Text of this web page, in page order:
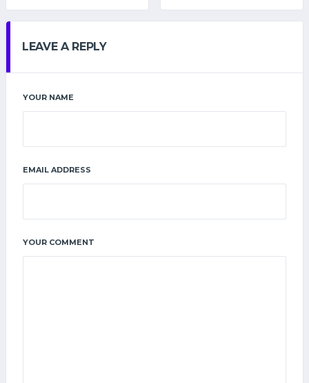
LEAVE A REPLY
YOUR NAME
EMAIL ADDRESS
YOUR COMMENT